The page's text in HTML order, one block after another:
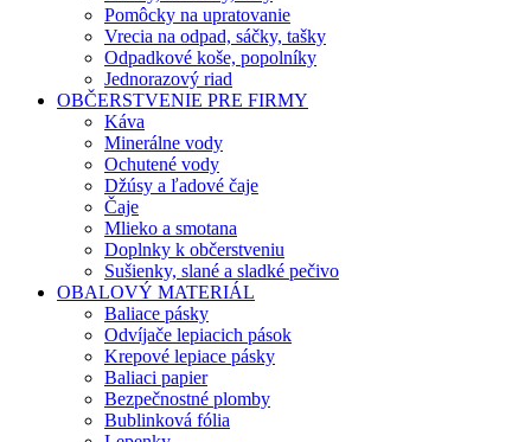
Pomôcky na upratovanie
Vrecia na odpad, sáčky, tašky
Odpadkové koše, popolníky
Jednorazový riad
OBČERSTVENIE PRE FIRMY
Káva
Minerálne vody
Ochutené vody
Džúsy a ľadové čaje
Čaje
Mlieko a smotana
Doplnky k občerstveniu
Sušienky, slané a sladké pečivo
OBALOVÝ MATERIÁL
Baliace pásky
Odvíjače lepiacich pások
Krepové lepiace pásky
Baliaci papier
Bezpečnostné plomby
Bublinková fólia